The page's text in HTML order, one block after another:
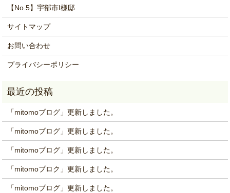
【No.5】宇部市I様邸
サイトマップ
お問い合わせ
プライバシーポリシー
「mitomoブログ」更新しました。
「mitomoブログ」更新しました。
「mitomoブログ」更新しました。
「mitomoブロク」更新しました。
「mitomoブログ」更新しました。